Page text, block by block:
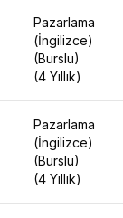
Pazarlama
(İngilizce)
(Burslu)
(4 Yıllık)
Pazarlama
(İngilizce)
(Burslu)
(4 Yıllık)